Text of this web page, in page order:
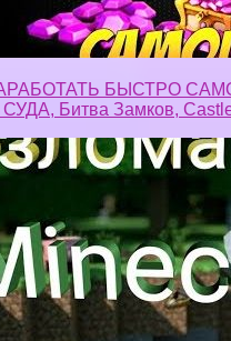
БЫСТРО
Битва Замков,